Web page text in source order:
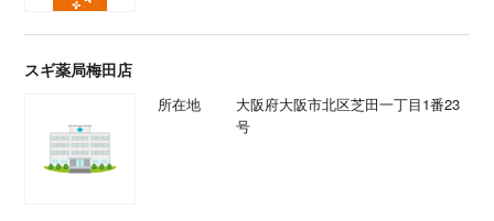
スギ薬局梅田店
所在地
大阪府大阪市北区芝田一丁目1番23
号